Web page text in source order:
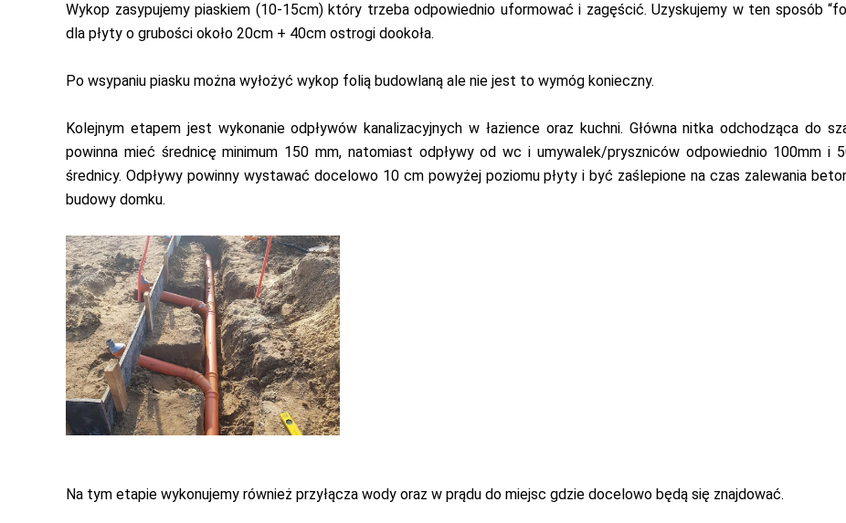
Wykop zasypujemy piaskiem (10-15cm) który trzeba odpowiednio uformować i zagęścić. Uzyskujemy w ten sposób
dla płyty o grubości około 20cm + 40cm ostrogi dookoła.
Po wsypaniu piasku można wyłożyć wykop folią budowlaną ale nie jest to wymóg konieczny.
Kolejnym etapem jest wykonanie odpływów kanalizacyjnych w łazience oraz kuchni. Główna nitka odchodząca do
powinna mieć średnicę minimum 150 mm, natomiast odpływy od wc i umywalek/pryszniców odpowiednio 100mm i
średnicy. Odpływy powinny wystawać docelowo 10 cm powyżej poziomu płyty i być zaślepione na czas zalewania
budowy domku.
Na tym etapie wykonujemy również przyłącza wody oraz w prądu do miejsc gdzie docelowo będą się znajdować.